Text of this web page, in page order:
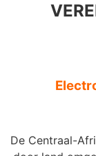
De Centraal-